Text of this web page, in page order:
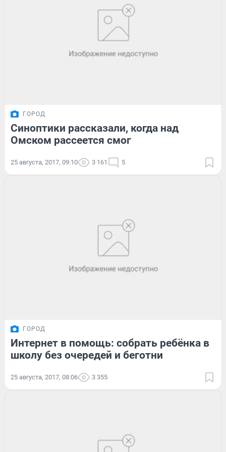
ГОРОД
Синоптики рассказали, когда над
Омском рассеется смог
25 августа, 2017, 09:10 3 161 5
ГОРОД
Интернет в помощь: собрать ребёнка в
школу без очередей и беготни
25 августа, 2017, 08:06 3 355